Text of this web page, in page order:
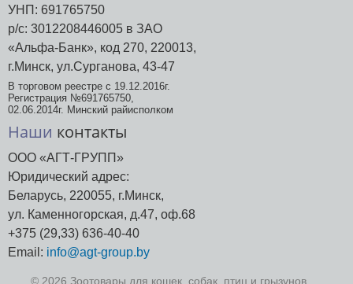
УНП: 691765750
р/с: 3012208446005 в ЗАО
«Альфа-Банк», код 270, 220013,
г.Минск, ул.Сурганова, 43-47
В торговом реестре с 19.12.2016г.
Регистрация №691765750,
02.06.2014г. Минский райисполком
Наши контакты
ООО «АГТ-ГРУПП»
Юридический адрес:
Беларусь, 220055, г.Минск,
ул. Каменногорская, д.47, оф.68
+375 (29,33) 636-40-40
Email: info@agt-group.by
© 2026 Зоотовары для кошек, собак, птиц и грызунов